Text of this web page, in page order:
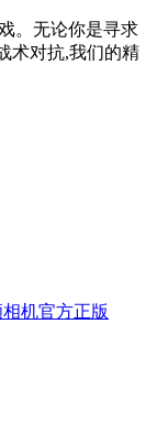
。无论你是寻求
术对抗,我们的精
机官方正版